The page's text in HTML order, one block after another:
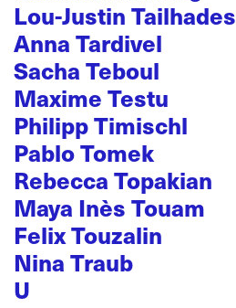
Lou-Justin Tailhades
Anna Tardivel
Sacha Teboul
Maxime Testu
Philipp Timischl
Pablo Tomek
Rebecca Topakian
Maya Inès Touam
Felix Touzalin
Nina Traub
U